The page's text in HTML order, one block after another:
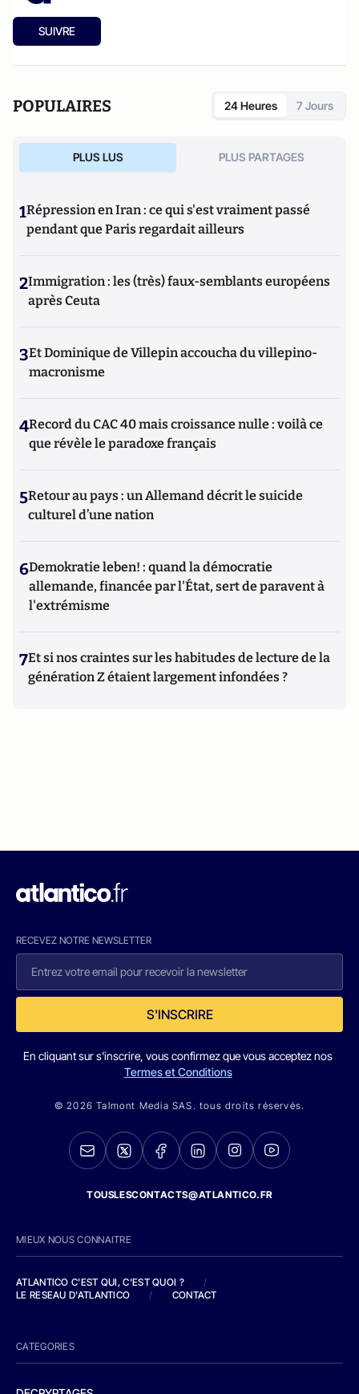
SUIVRE
POPULAIRES 24 Heures 7 Jours
PLUS LUS PLUS PARTAGES
1Répression en Iran : ce qui s'est vraiment passé
pendant que Paris regardait ailleurs
2Immigration : les (très) faux-semblants européens
après Ceuta
3Et Dominique de Villepin accoucha du villepino-
macronisme
4Record du CAC 40 mais croissance nulle : voilà ce
que révèle le paradoxe français
5Retour au pays : un Allemand décrit le suicide
culturel d’une nation
6Demokratie leben! : quand la démocratie
allemande, financée par l'État, sert de paravent à
l'extrémisme
7Et si nos craintes sur les habitudes de lecture de la
génération Z étaient largement infondées ?
RECEVEZ NOTRE NEWSLETTER
S'INSCRIRE
En cliquant sur s'inscrire, vous confirmez que vous acceptez nos
Termes et Conditions
© 2026 Talmont Media SAS. tous droits réservés.
TOUSLESCONTACTS@ATLANTICO.FR
MIEUX NOUS CONNAITRE
ATLANTICO C'EST QUI, C'EST QUOI ?
/
LE RESEAU D'ATLANTICO
/ CONTACT
CATEGORIES